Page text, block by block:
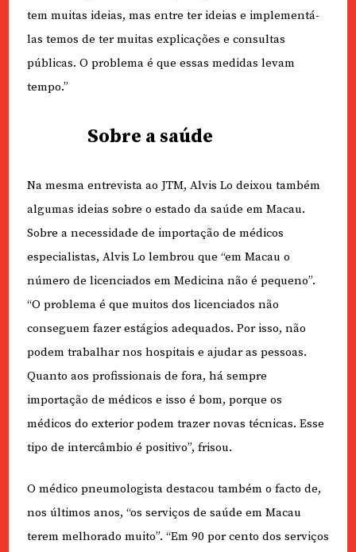
tem muitas ideias, mas entre ter ideias e implementá-
las temos de ter muitas explicações e consultas
públicas. O problema é que essas medidas levam
tempo.”
Sobre a saúde
Na mesma entrevista ao JTM, Alvis Lo deixou também
algumas ideias sobre o estado da saúde em Macau.
Sobre a necessidade de importação de médicos
especialistas, Alvis Lo lembrou que “em Macau o
número de licenciados em Medicina não é pequeno”.
“O problema é que muitos dos licenciados não
conseguem fazer estágios adequados. Por isso, não
podem trabalhar nos hospitais e ajudar as pessoas.
Quanto aos profissionais de fora, há sempre
importação de médicos e isso é bom, porque os
médicos do exterior podem trazer novas técnicas. Esse
tipo de intercâmbio é positivo”, frisou.
O médico pneumologista destacou também o facto de,
nos últimos anos, “os serviços de saúde em Macau
terem melhorado muito”. “Em 90 por cento dos serviços